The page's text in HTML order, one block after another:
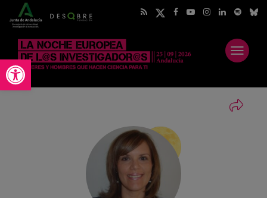
Abrir barra de herramientas
Abrir
menú